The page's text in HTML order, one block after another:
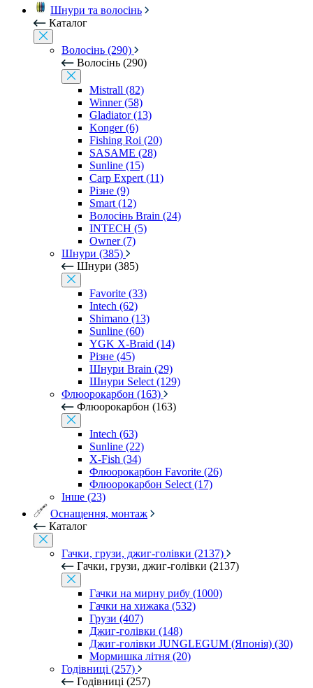
Шнури та волосінь
Каталог
Волосінь (290)
Волосінь (290)
Mistrall (82)
Winner (58)
Gladiator (13)
Konger (6)
Fishing Roi (20)
SASAME (28)
Sunline (15)
Carp Expert (11)
Різне (9)
Smart (12)
Волосінь Brain (24)
INTECH (5)
Owner (7)
Шнури (385)
Шнури (385)
Favorite (33)
Intech (62)
Shimano (13)
Sunline (60)
YGK X-Braid (14)
Різне (45)
Шнури Brain (29)
Шнури Select (129)
Флюорокарбон (163)
Флюорокарбон (163)
Intech (63)
Sunline (22)
X-Fish (34)
Флюорокарбон Favorite (26)
Флюорокарбон Select (17)
Інше (23)
Оснащення, монтаж
Каталог
Гачки, грузи, джиг-голівки (2137)
Гачки, грузи, джиг-голівки (2137)
Гачки на мирну рибу (1000)
Гачки на хижака (532)
Грузи (407)
Джиг-голівки (148)
Джиг-голівки JUNGLEGUM (Японія) (30)
Мормишка літня (20)
Годівниці (257)
Годівниці (257)